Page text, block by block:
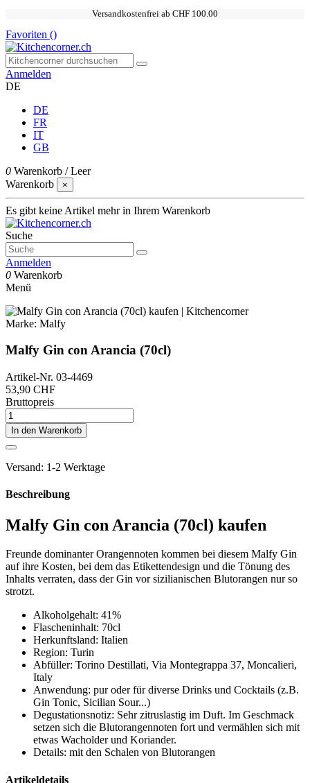
Versandkostenfrei ab CHF 100.00
Favoriten ()
Anmelden
DE
DE
FR
IT
GB
0 Warenkorb /Leer
Warenkorb
×
Es gibt keine Artikel mehr in Ihrem Warenkorb
Suche
Anmelden
0 Warenkorb
Menü
Marke: Malfy
Malfy Gin con Arancia (70cl)
Artikel-Nr. 03-4469
53,90 CHF
Bruttopreis
In den Warenkorb
Versand: 1-2 Werktage
Beschreibung
Malfy Gin con Arancia (70cl) kaufen
Freunde dominanter Orangennoten kommen bei diesem Malfy Gin
auf ihre Kosten, bei dem das Etikettendesign und die Tönung des
Inhalts verraten, dass der Gin vor sizilianischen Blutorangen nur so
strotzt.
Alkoholgehalt: 41%
Flascheninhalt: 70cl
Herkunftsland: Italien
Region: Turin
Abfüller: Torino Destillati, Via Montegrappa 37, Moncalieri,
Italy
Anwendung: pur oder für diverse Drinks und Cocktails (z.B.
Gin Tonic, Sicilian Sour...)
Degustationsnotiz: Sehr zitruslastig im Duft. Im Geschmack
setzen sich die Blutorangennoten fort und vermählen sich mit
etwas Wacholder und Koriander.
Details: mit den Schalen von Blutorangen
Artikeldetails